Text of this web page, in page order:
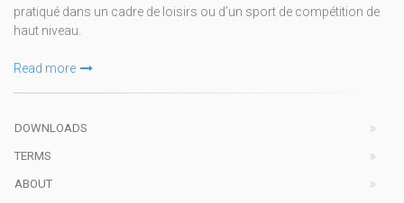
pratiqué dans un cadre de loisirs ou d’un sport de compétition de
haut niveau.
Read more
DOWNLOADS
TERMS
ABOUT